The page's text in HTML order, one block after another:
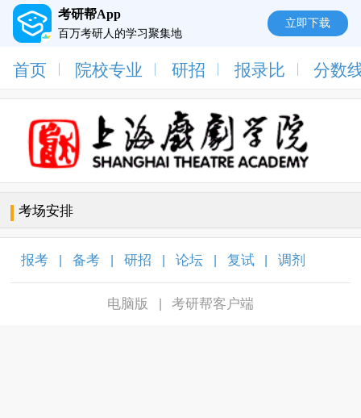
考研帮App
百万考研人的学习聚集地
立即下载
首页 院校专业 研招 报录比 分数
考场安排
报考 备考 研招 论坛 复试 调剂
电脑版 考研帮客户端